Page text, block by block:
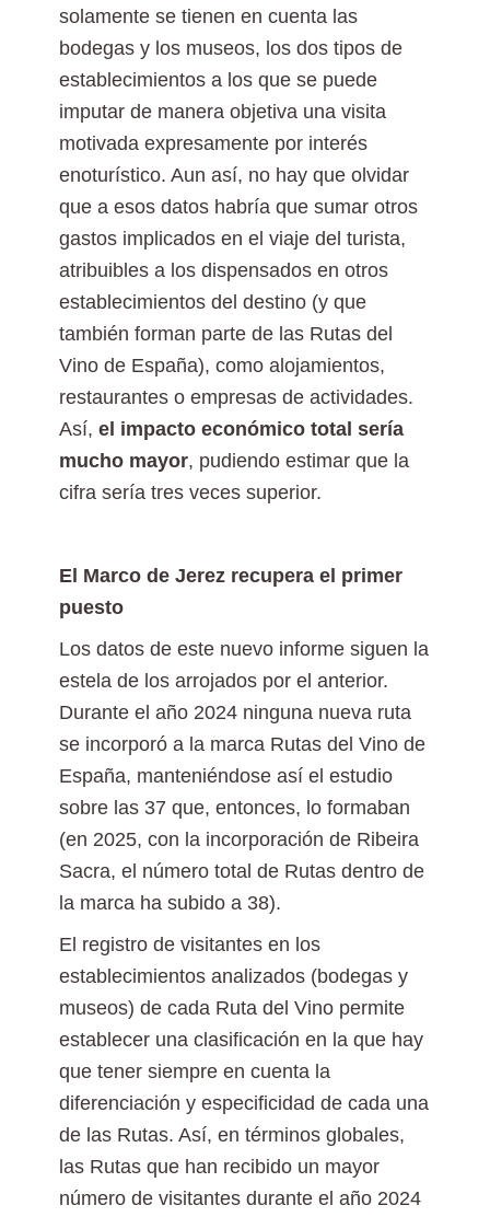
solamente se tienen en cuenta las
bodegas y los museos, los dos tipos de
establecimientos a los que se puede
imputar de manera objetiva una visita
motivada expresamente por interés
enoturístico. Aun así, no hay que olvidar
que a esos datos habría que sumar otros
gastos implicados en el viaje del turista,
atribuibles a los dispensados en otros
establecimientos del destino (y que
también forman parte de las Rutas del
Vino de España), como alojamientos,
restaurantes o empresas de actividades.
Así, el impacto económico total sería
mucho mayor, pudiendo estimar que la
cifra sería tres veces superior.
El Marco de Jerez recupera el primer
puesto
Los datos de este nuevo informe siguen la
estela de los arrojados por el anterior.
Durante el año 2024 ninguna nueva ruta
se incorporó a la marca Rutas del Vino de
España, manteniéndose así el estudio
sobre las 37 que, entonces, lo formaban
(en 2025, con la incorporación de Ribeira
Sacra, el número total de Rutas dentro de
la marca ha subido a 38).
El registro de visitantes en los
establecimientos analizados (bodegas y
museos) de cada Ruta del Vino permite
establecer una clasificación en la que hay
que tener siempre en cuenta la
diferenciación y especificidad de cada una
de las Rutas. Así, en términos globales,
las Rutas que han recibido un mayor
número de visitantes durante el año 2024